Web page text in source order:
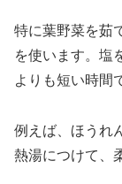
特に葉野菜を茹
を使います。塩
よりも短い時間
例えば、ほうれ
熱湯につけて、